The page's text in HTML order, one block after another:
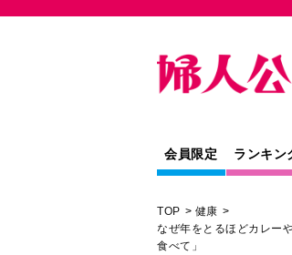
会員限定 ランキン
TOP
健康
なぜ年をとるほどカレー
食べて」